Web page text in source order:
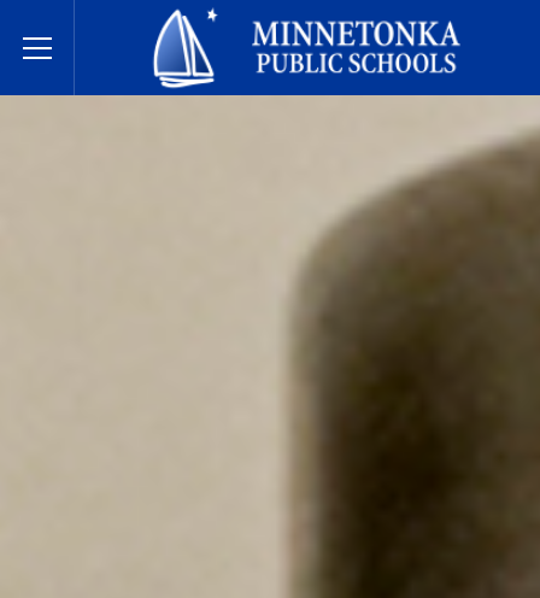
Toggle Menu
Écoles publiques de Minnetonka